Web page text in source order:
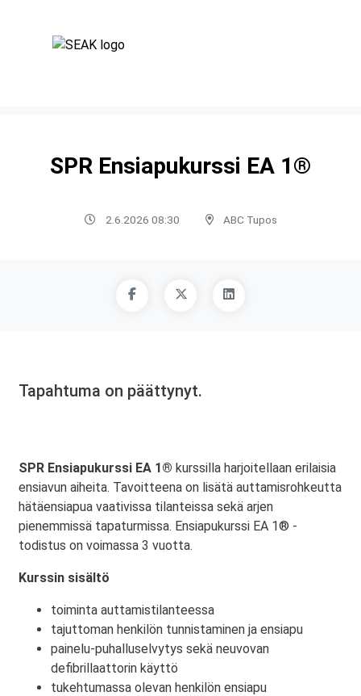
SPR Ensiapukurssi EA 1®
2.6.2026 08:30 ABC Tupos
Tapahtuma on päättynyt.
SPR Ensiapukurssi EA 1® kurssilla harjoitellaan erilaisia
ensiavun aiheita. Tavoitteena on lisätä auttamisrohkeutta
hätäensiapua vaativissa tilanteissa sekä arjen
pienemmissä tapaturmissa. Ensiapukurssi EA 1® -
todistus on voimassa 3 vuotta.
Kurssin sisältö
toiminta auttamistilanteessa
tajuttoman henkilön tunnistaminen ja ensiapu
painelu-puhalluselvytys sekä neuvovan
defibrillaattorin käyttö
tukehtumassa olevan henkilön ensiapu